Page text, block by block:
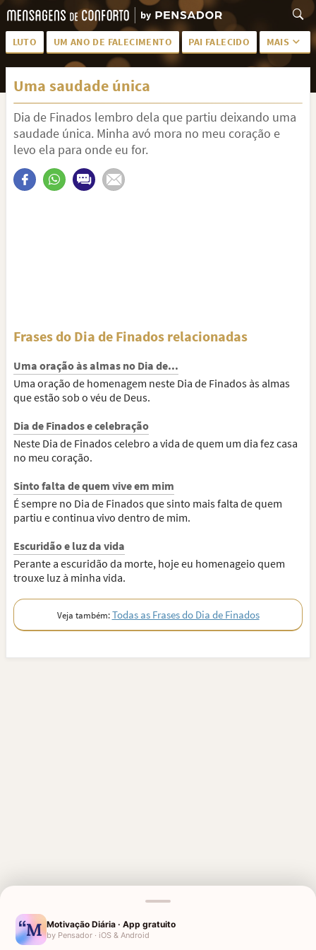
LUTO UM ANO DE FALECIMENTO PAI FALECIDO MAIS
LUTO PARA AMIGA PALAVRAS
PÊSAMES PARA AMIGA DESCANSE EM PAZ
MEUS SENTIMENTOS
FRASES DE LUTO PARA AMIGO
Uma saudade única
Dia de Finados lembro dela que partiu deixando uma
saudade única. Minha avó mora no meu coração e
levo ela para onde eu for.
Frases do Dia de Finados relacionadas
Uma oração às almas no Dia de...
Uma oração de homenagem neste Dia de Finados às almas
que estão sob o véu de Deus.
Dia de Finados e celebração
Neste Dia de Finados celebro a vida de quem um dia fez casa
no meu coração.
Sinto falta de quem vive em mim
É sempre no Dia de Finados que sinto mais falta de quem
partiu e continua vivo dentro de mim.
Escuridão e luz da vida
Perante a escuridão da morte, hoje eu homenageio quem
trouxe luz à minha vida.
Veja também:Todas as Frases do Dia de Finados
MENSAGENS RELACIONADAS
SAUDADE DA AVÓ
Motivação Diária · App gratuito
by Pensador · iOS & Android